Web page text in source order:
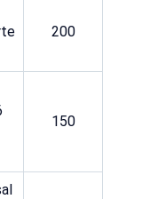
200
150